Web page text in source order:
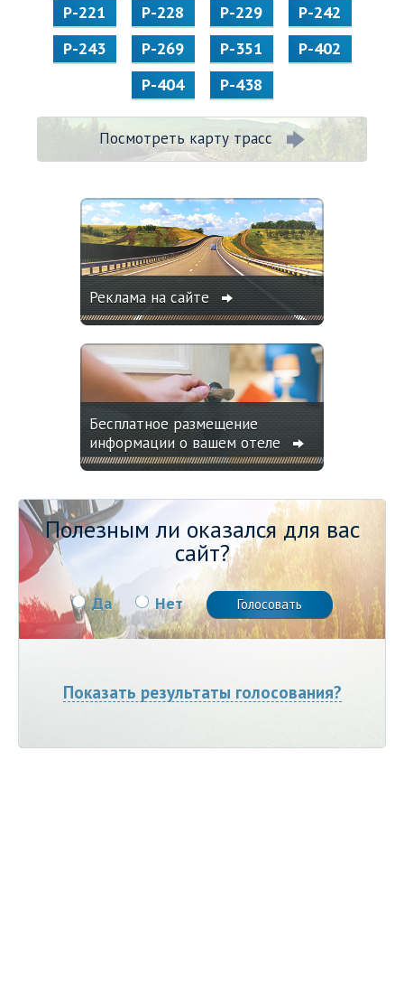
Р-221
Р-228 Р-229
Р-242
Р-243
Р-269 Р-351
Р-402
Р-404
Р-438
Посмотреть карту трасс
Реклама на сайте
Бесплатное размещение
информации о вашем отеле
Полезным ли оказался для вас
сайт?
Да Нет
Показать результаты голосования?